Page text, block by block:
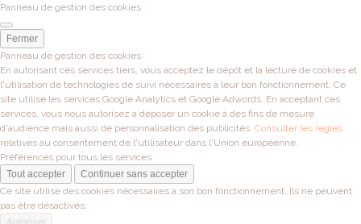
Panneau de gestion des cookies
Fermer
Panneau de gestion des cookies
En autorisant ces services tiers, vous acceptez le dépôt et la lecture de cookies et
l'utilisation de technologies de suivi nécessaires à leur bon fonctionnement. Ce
site utilise les services Google Analytics et Google Adwords. En acceptant ces
services, vous nous autorisez à déposer un cookie à des fins de mesure
d'audience mais aussi de personnalisation des publicités. Consulter les règles
relatives au consentement de l'utilisateur dans l'Union européenne.
Préférences pour tous les services
Tout accepter
Continuer sans accepter
Ce site utilise des cookies nécessaires à son bon fonctionnement. Ils ne peuvent
pas être désactivés.